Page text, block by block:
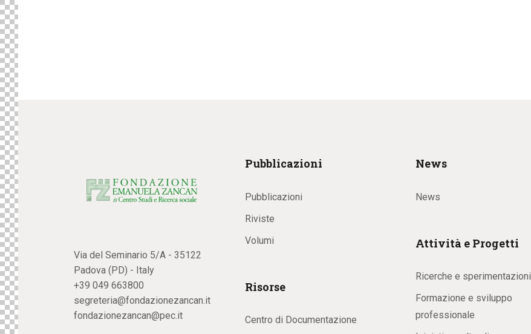
Via del Seminario 5/A - 35122
Padova (PD) - Italy
+39 049 663800
segreteria@fondazionezancan.it
fondazionezancan@pec.it
Pubblicazioni
Pubblicazioni
Riviste
Volumi
Risorse
Centro di Documentazione
News
News
Attività e Progetti
Ricerche e sperimentazioni
Formazione e sviluppo
professionale